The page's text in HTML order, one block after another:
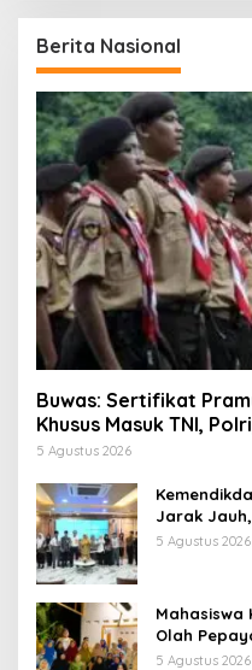
Berita Nasional
Buwas: Sertifikat
Khusus Masuk TNI,
5 Agustus 2026
Jarak
5 Agustus 2026
Mahasiswa
Olah
Tinggi,
5 Agustus 2026